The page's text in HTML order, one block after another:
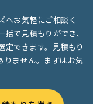
へお気軽にご相談く
で見積もりができ、
定できます。見積もり
りません。まずはお気